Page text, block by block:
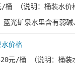
桶 （说明：桶装水价
光矿泉水里含有弱碱
价格
元/桶 （说明：桶装